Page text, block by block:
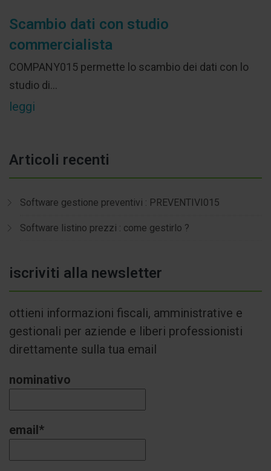
Scambio dati con studio
commercialista
COMPANY015 permette lo scambio dei dati con lo
studio di...
leggi
Articoli recenti
Software gestione preventivi : PREVENTIVI015
Software listino prezzi : come gestirlo ?
iscriviti alla newsletter
ottieni informazioni fiscali, amministrative e
gestionali per aziende e liberi professionisti
direttamente sulla tua email
nominativo
email*